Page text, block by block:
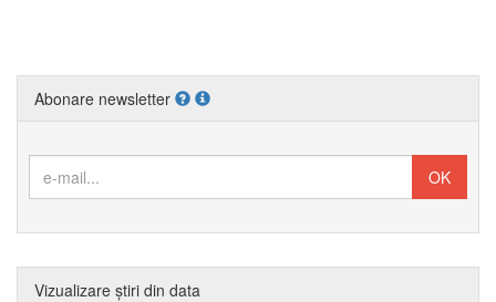
Abonare newsletter
Vizualizare știri din data